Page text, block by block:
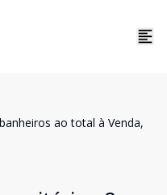
ao total à Venda,